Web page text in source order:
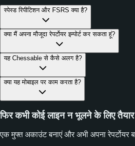
स्पेस्ड रिपीटिशन और FSRS क्या है?
क्या मैं अपना मौजूदा रेपर्टोयर इम्पोर्ट कर सकता हूं?
यह Chessable से कैसे अलग है?
क्या यह मोबाइल पर काम करता है?
फिर कभी कोई लाइन न भूलने के लिए
एक मुफ्त अकाउंट बनाएं और अभी अपना रेपर्टोयर